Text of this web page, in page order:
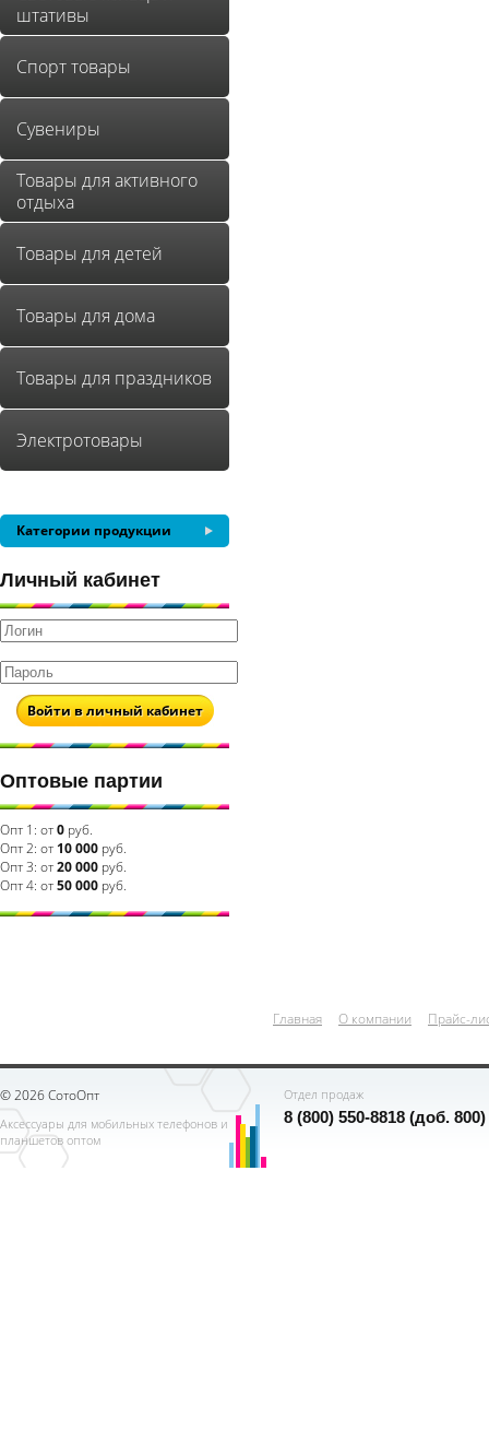
штативы
Спорт товары
Сувениры
Товары для активного
отдыха
Товары для детей
Товары для дома
Товары для праздников
Электротовары
Категории продукции
Личный кабинет
Войти в личный кабинет
Оптовые партии
Опт 1: от0 руб.
Опт 2: от 10 000 руб.
Опт 3: от20 000 руб.
Опт 4: от50 000 руб.
Главная О компании Прайс-
© 2026 СотоОпт
Аксессуары для мобильных телефонов и
планшетов оптом
Отдел продаж
8 (800) 550-8818 (доб. 800)